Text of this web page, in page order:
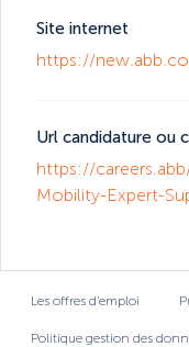
Site internet
https://
Url candidature ou
https://
Mobility-Expert-
Les offres d’emploi
Politique gestion des